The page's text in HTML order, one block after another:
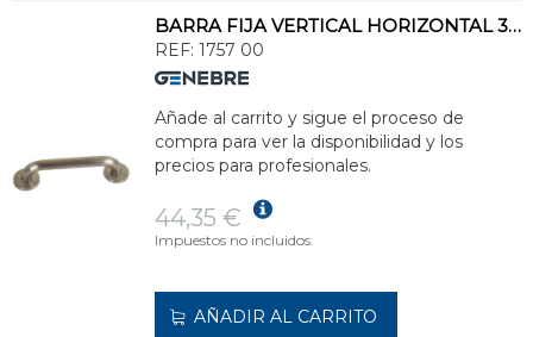
BARRA FIJA VERTICAL HORIZONTAL 30cm WC/BIDÉ/LAVABO
REF: 1757 00
Añade al carrito y sigue el proceso de
compra para ver la disponibilidad y los
precios para profesionales.
44,35 €
Impuestos no incluidos.
AÑADIR AL CARRITO